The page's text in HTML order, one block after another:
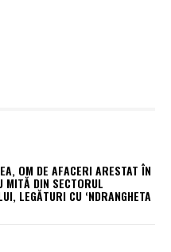
OM DE AFACERI ARESTAT ÎN
MITĂ DIN SECTORUL
LEGĂTURI CU ‘NDRANGHETA